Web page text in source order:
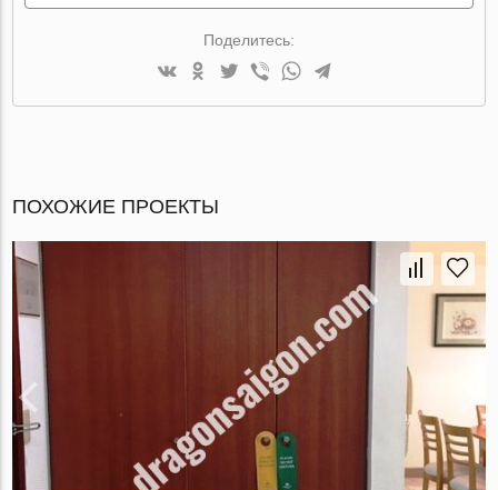
Поделитесь:
ПОХОЖИЕ ПРОЕКТЫ